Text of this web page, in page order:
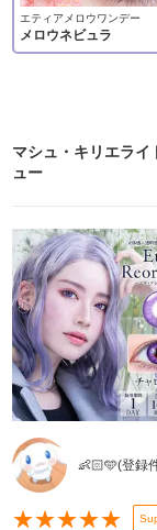
エティアメロウワンデー
メロウネビュラ
マシュ・キリエラ
ュー
👶🏻🩵(登録
★★★★★